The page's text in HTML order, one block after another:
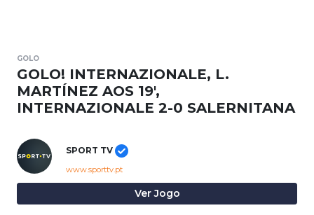
GOLO
GOLO! INTERNAZIONALE, L.
MARTÍNEZ AOS 19',
INTERNAZIONALE 2-0 SALERNITANA
SPORT TV
www.sporttv.pt
Ver Jogo